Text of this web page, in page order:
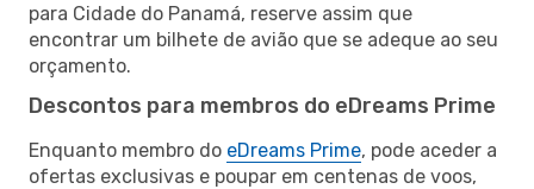
para Cidade do Panamá, reserve assim que
encontrar um bilhete de avião que se adeque ao seu
orçamento.
Descontos para membros do eDreams Prime
Enquanto membro do eDreams Prime, pode aceder a
ofertas exclusivas e poupar em centenas de voos,